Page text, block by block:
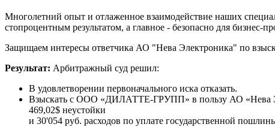
Многолетний опыт и отлаженное взаимодействие наших
стопроцентным результатом, а главное - безопасно для бизнес-
Защищаем интересы ответчика АО "Нева Электроника" по
Результат: Арбитражный суд решил:
В удовлетворении первоначального иска отказать.
Взыскать с ООО «ДИЛАТТЕ-ГРУПП» в пользу АО «Нева
469,02$ неустойки
и 30'054 руб. расходов по уплате государственной